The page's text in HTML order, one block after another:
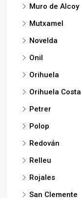
Muro de Alcoy
Mutxamel
Novelda
Onil
Orihuela
Orihuela Costa
Petrer
Polop
Redován
Relleu
Rojales
San Clemente